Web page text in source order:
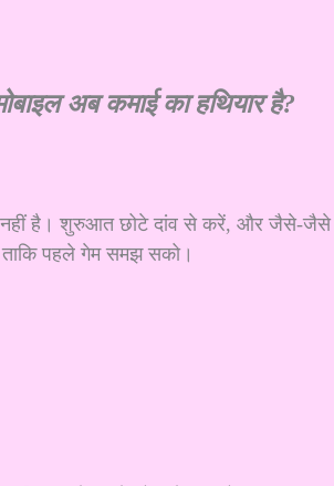
अब कमाई का हथियार है?
नहीं है। शुरुआत छोटे दांव से करें, और जैसे-जैसे
पहले गेम समझ सको।